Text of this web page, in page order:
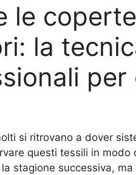
le
la
per
si ritrovano a dover
questi tessili in modo
stagione successiva, ma